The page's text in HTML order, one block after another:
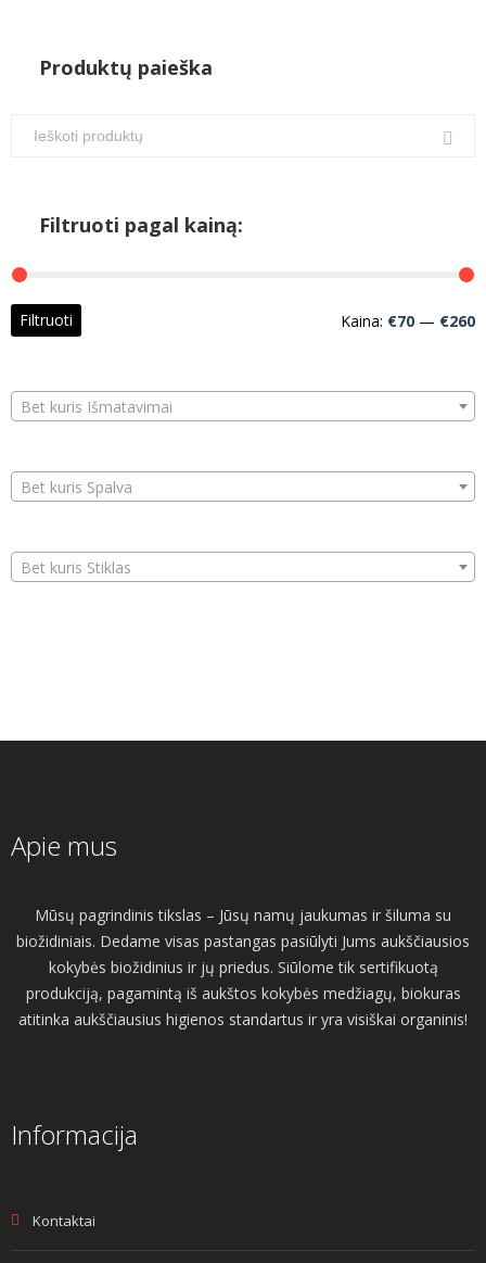
Produktų paieška
Filtruoti pagal kainą:
Filtruoti Kaina: €70 — €260
Bet kuris Išmatavimai
Bet kuris Spalva
Bet kuris Stiklas
Apie mus
Mūsų pagrindinis tikslas – Jūsų namų jaukumas ir šiluma su
biožidiniais. Dedame visas pastangas pasiūlyti Jums aukščiausios
kokybės biožidinius ir jų priedus. Siūlome tik sertifikuotą
produkciją, pagamintą iš aukštos kokybės medžiagų, biokuras
atitinka aukščiausius higienos standartus ir yra visiškai organinis!
Informacija
Kontaktai